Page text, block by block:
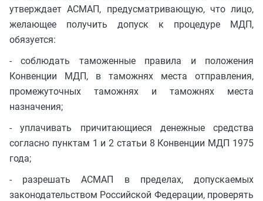
утверждает АСМАП, предусматривающую, что лицо,
желающее получить допуск к процедуре МДП,
обязуется:
- соблюдать таможенные правила и положения
Конвенции МДП, в таможнях места отправления,
промежуточных таможнях и таможнях места
назначения;
- уплачивать причитающиеся денежные средства
согласно пунктам 1 и 2 статьи 8 Конвенции МДП 1975
года;
- разрешать АСМАП в пределах, допускаемых
законодательством Российской Федерации, проверять